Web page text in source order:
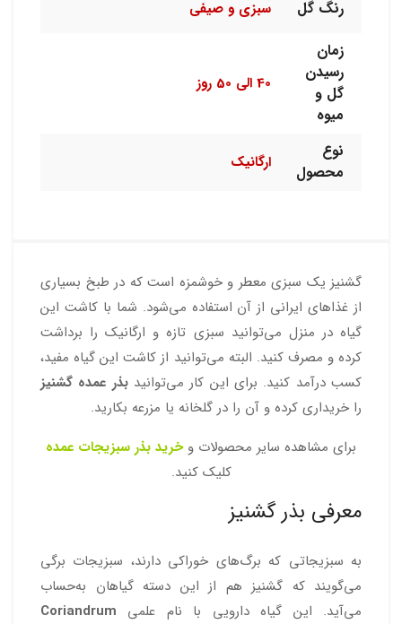
رنگ گل سبزی و صیفی
زمان
رسیدن
گل و
میوه
40 الی 50 روز
نوع
محصول
ارگانیک
گشنیز یک سبزی معطر و خوشمزه است که در طبخ بسیاری
از غذاهای ایرانی از آن استفاده می‌شود. شما با کاشت این
گیاه در منزل می‌توانید سبزی تازه و ارگانیک را برداشت
کرده و مصرف کنید. البته می‌توانید از کاشت این گیاه مفید،
کسب درآمد کنید. برای این کار می‌توانیدبذر عمده گشنیز
را خریداری کرده و آن را در گلخانه یا مزرعه بکارید.
برای مشاهده سایر محصولات وخرید بذر سبزیجات عمده
کلیک کنید.
معرفی بذر گشنیز
به سبزیجاتی که برگ‌های خوراکی دارند، سبزیجات برگی
می‌گویند که گشنیز هم از این دسته گیاهان به‌حساب
می‌آید. این گیاه دارویی با نام علمی Coriandrum